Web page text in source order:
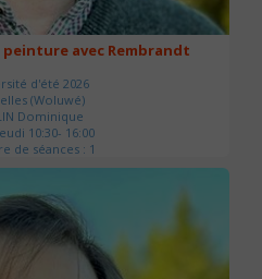
peinture avec Rembrandt
d'été 2026
(Woluwé)
Dominique
10:30- 16:00
de séances : 1
40 €